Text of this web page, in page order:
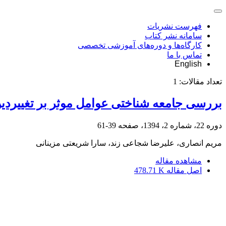
فهرست نشریات
سامانه نشر کتاب
کارگاه‌ها و دوره‌های آموزشی تخصصی
تماس با ما
English
تعداد مقالات: 1
بررسی جامعه‏ شناختی عوامل موثر بر
دوره 22، شماره 2، 1394، صفحه 39-61
مریم انصاری، علیرضا شجاعی زند، سارا شریعتی مزینانی
مشاهده مقاله
اصل مقاله 478.71 K